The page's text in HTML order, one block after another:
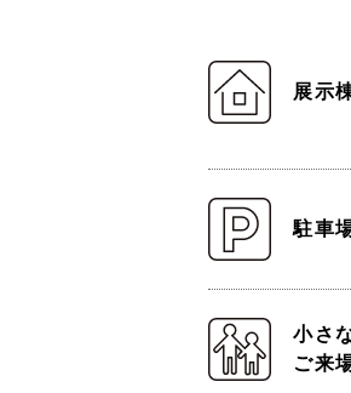
展示
駐車
小さ
ご来